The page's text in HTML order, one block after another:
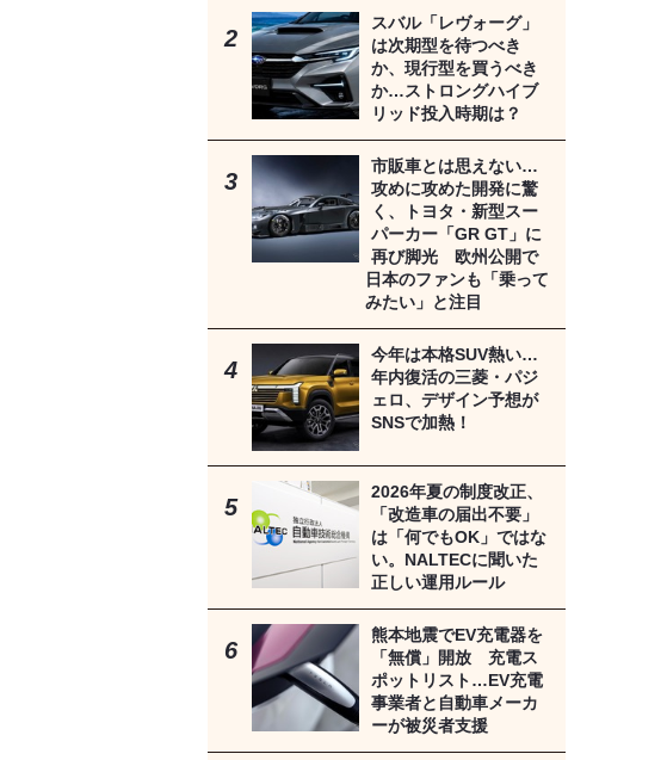
スバル「レヴォーグ」
は次期型を待つべき
か、現行型を買うべき
か…ストロングハイブ
リッド投入時期は？
市販車とは思えない…
攻めに攻めた開発に驚
く、トヨタ・新型スー
パーカー「GR GT」に
再び脚光 欧州公開で
日本のファンも「乗って
みたい」と注目
今年は本格SUV熱い…
年内復活の三菱・パジ
ェロ、デザイン予想が
SNSで加熱！
2026年夏の制度改正、
「改造車の届出不要」
は「何でもOK」ではな
い。NALTECに聞いた
正しい運用ルール
熊本地震でEV充電器を
「無償」開放 充電ス
ポットリスト…EV充電
事業者と自動車メーカ
ーが被災者支援